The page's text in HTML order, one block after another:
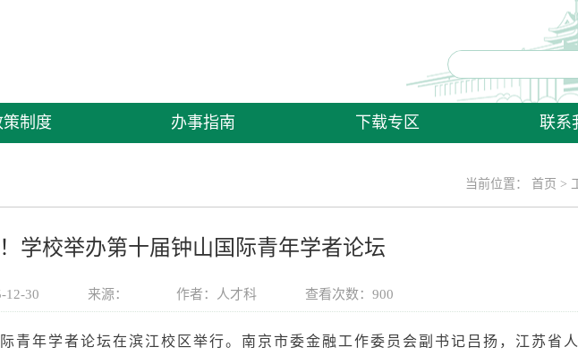
策制度 办事指南 下载专区 联系
当前位置： 首页 >
学校举办第十届钟山国际青年学者论坛
12-30 来源： 作者：人才科 查看次数： 900
青年学者论坛在滨江校区举行。南京市委金融工作委员会副书记吕扬，江苏省